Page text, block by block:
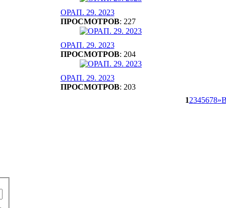
ОРАП. 29. 2023
ПРОСМОТРОВ: 227
ОРАП. 29. 2023
ПРОСМОТРОВ: 204
ОРАП. 29. 2023
ПРОСМОТРОВ: 203
12345678»